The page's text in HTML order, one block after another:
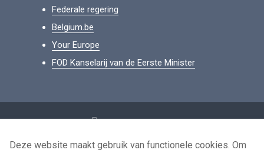
Federale regering
Belgium.be
Your Europe
FOD Kanselarij van de Eerste Minister
Persoonsgegevens
Voorwaarden voor het hergebruik
Deze website maakt gebruik van functionele cookies. Om